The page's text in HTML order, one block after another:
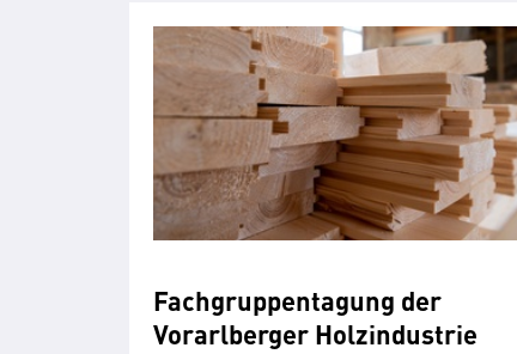
Fachgruppentagung der
Vorarlberger Holzindustrie